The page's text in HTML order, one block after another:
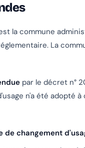
la commune
La
par le décret n°
n'a été adopté
de changement